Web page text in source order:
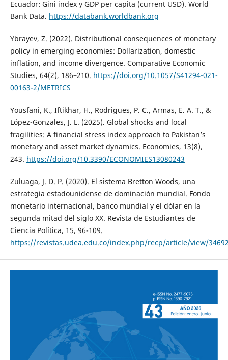
Ecuador: Gini index y GDP per capita (current USD). World
Bank Data. https://databank.worldbank.org
Ybrayev, Z. (2022). Distributional consequences of monetary
policy in emerging economies: Dollarization, domestic
inflation, and income divergence. Comparative Economic
Studies, 64(2), 186–210. https://doi.org/10.1057/S41294-021-
00163-2/METRICS
Yousfani, K., Iftikhar, H., Rodrigues, P. C., Armas, E. A. T., &
López-Gonzales, J. L. (2025). Global shocks and local
fragilities: A financial stress index approach to Pakistan’s
monetary and asset market dynamics. Economies, 13(8),
243. https://doi.org/10.3390/ECONOMIES13080243
Zuluaga, J. D. P. (2020). El sistema Bretton Woods, una
estrategia estadounidense de dominación mundial. Fondo
monetario internacional, banco mundial y el dólar en la
segunda mitad del siglo XX. Revista de Estudiantes de
Ciencia Política, 15, 96-109.
https://revistas.udea.edu.co/index.php/recp/article/view/